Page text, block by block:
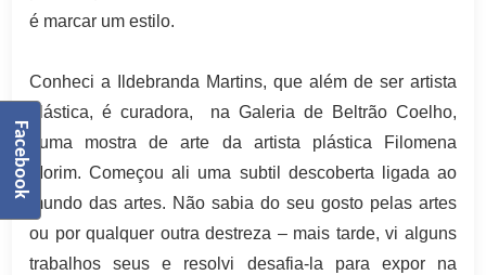
é marcar um estilo.
Conheci a Ildebranda Martins, que além de ser artista
plástica, é curadora, na Galeria de Beltrão Coelho,
numa mostra de arte da artista plástica Filomena
Morim. Começou ali uma subtil descoberta ligada ao
mundo das artes. Não sabia do seu gosto pelas artes
ou por qualquer outra destreza – mais tarde, vi alguns
trabalhos seus e resolvi desafia-la para expor na
Facebook